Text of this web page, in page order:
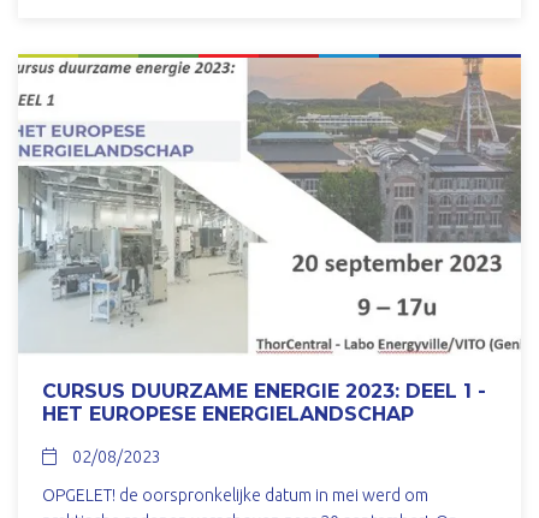
CURSUS DUURZAME ENERGIE 2023: DEEL 1 -
HET EUROPESE ENERGIELANDSCHAP
02/08/2023
OPGELET! de oorspronkelijke datum in mei werd om